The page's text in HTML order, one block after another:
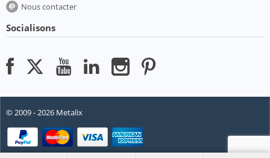
Nous contacter
Socialisons
© 2009 - 2026 Metalix